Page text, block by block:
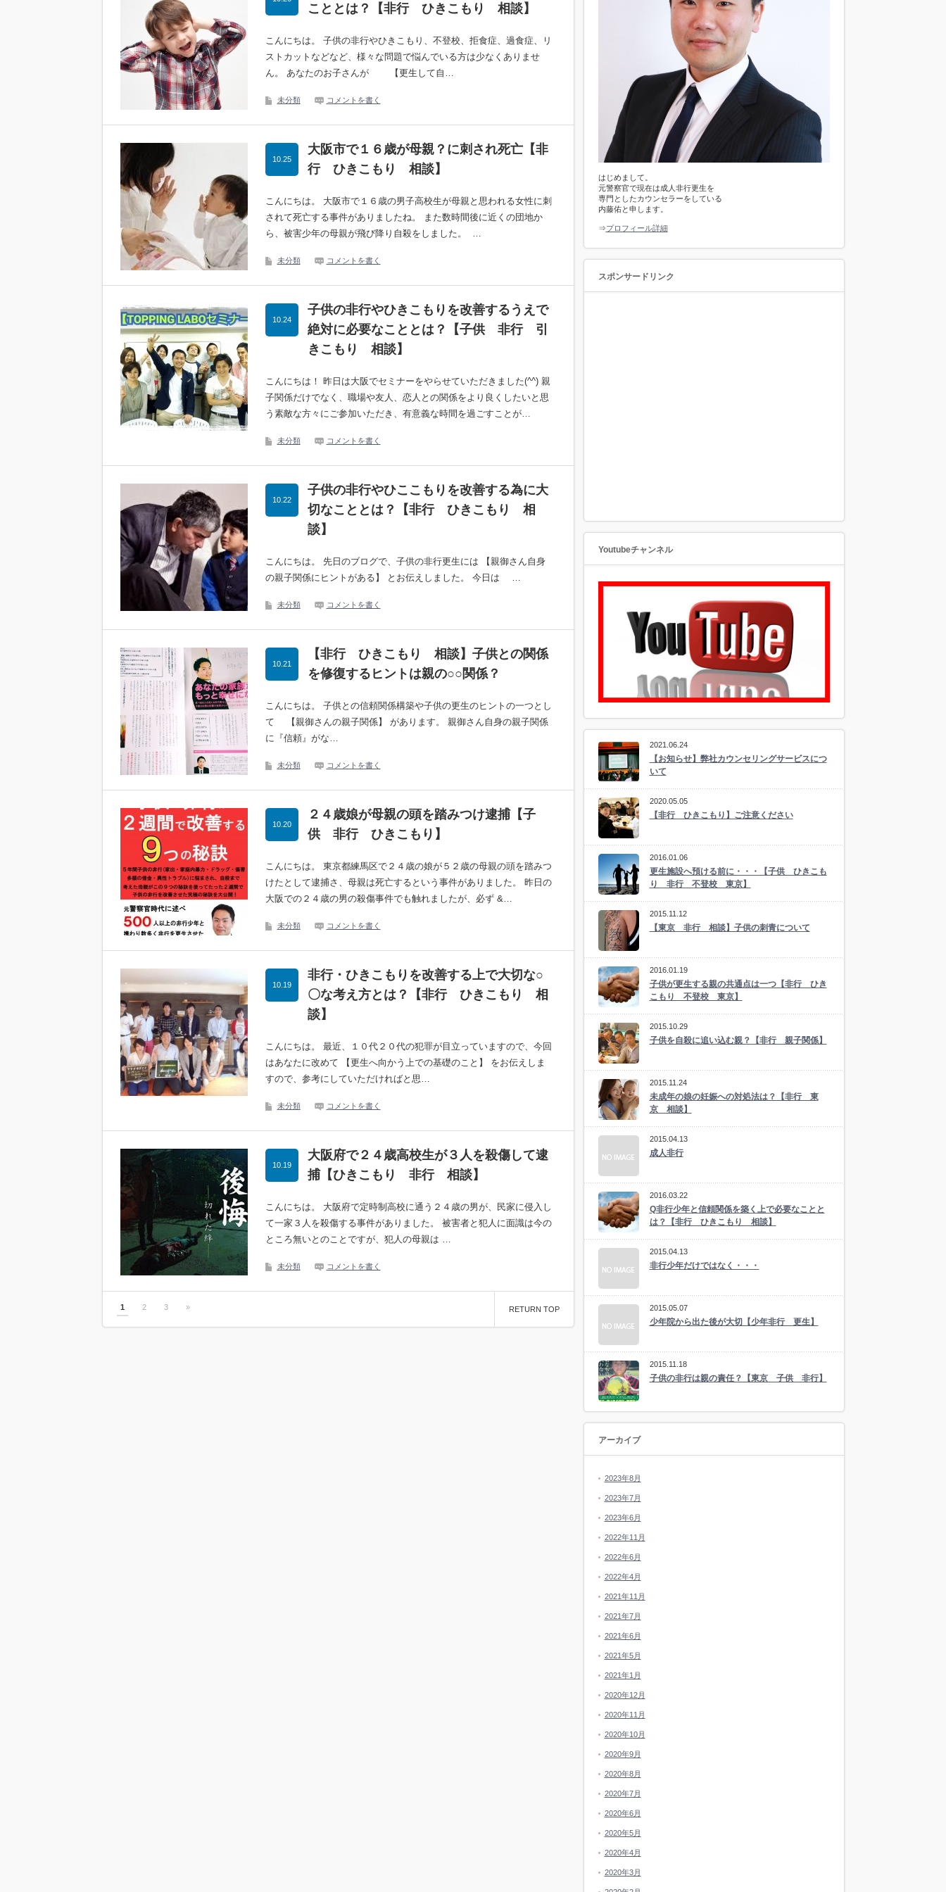
こととは？【非行 ひきこもり 相談】
こんにちは。 子供の非行やひきこもり、不登校、拒食症、過食症、リ
ストカットなどなど、様々な問題で悩んでいる方は少なくありませ
ん。 あなたのお子さんが 【更生して自…
未分類 コメントを書く
大阪市で１６歳が母親？に刺され死亡【非
行 ひきこもり 相談】
10.25
こんにちは。 大阪市で１６歳の男子高校生が母親と思われる女性に刺
されて死亡する事件がありましたね。 また数時間後に近くの団地か
ら、被害少年の母親が飛び降り自殺をしました。 …
未分類 コメントを書く
子供の非行やひきこもりを改善するうえで
絶対に必要なこととは？【子供 非行 引
きこもり 相談】
10.24
こんにちは！ 昨日は大阪でセミナーをやらせていただきました(^^) 親
子関係だけでなく、職場や友人、恋人との関係をより良くしたいと思
う素敵な方々にご参加いただき、有意義な時間を過ごすことが…
未分類 コメントを書く
子供の非行やひここもりを改善する為に大
切なこととは？【非行 ひきこもり 相
談】
10.22
こんにちは。 先日のブログで、子供の非行更生には 【親御さん自身
の親子関係にヒントがある】 とお伝えしました。 今日は …
未分類 コメントを書く
【非行 ひきこもり 相談】子供との関係
を修復するヒントは親の○○関係？
10.21
こんにちは。 子供との信頼関係構築や子供の更生のヒントの一つとし
て 【親御さんの親子関係】 があります。 親御さん自身の親子関係
に『信頼』がな…
未分類 コメントを書く
２４歳娘が母親の頭を踏みつけ逮捕【子
供 非行 ひきこもり】
10.20
こんにちは。 東京都練馬区で２４歳の娘が５２歳の母親の頭を踏みつ
けたとして逮捕さ、母親は死亡するという事件がありました。 昨日の
大阪での２４歳の男の殺傷事件でも触れましたが、必ず &…
未分類 コメントを書く
非行・ひきこもりを改善する上で大切な○
〇な考え方とは？【非行 ひきこもり 相
談】
10.19
こんにちは。 最近、１０代２０代の犯罪が目立っていますので、今回
はあなたに改めて 【更生へ向かう上での基礎のこと】 をお伝えしま
すので、参考にしていただければと思…
未分類 コメントを書く
大阪府で２４歳高校生が３人を殺傷して逮
捕【ひきこもり 非行 相談】
10.19
こんにちは。 大阪府で定時制高校に通う２４歳の男が、民家に侵入し
て一家３人を殺傷する事件がありました。 被害者と犯人に面識は今の
ところ無いとのことですが、犯人の母親は …
未分類 コメントを書く
1 2 3 » RETURN TOP
はじめまして。
元警察官で現在は成人非行更生を
専門としたカウンセラーをしている
内藤佑と申します。
⇒プロフィール詳細
スポンサードリンク
Youtubeチャンネル
2021.06.24
【お知らせ】弊社カウンセリングサービスにつ
いて
2020.05.05
【非行 ひきこもり】ご注意ください
2016.01.06
更生施設へ預ける前に・・・【子供 ひきこも
り 非行 不登校 東京】
2015.11.12
【東京 非行 相談】子供の刺青について
2016.01.19
子供が更生する親の共通点は一つ【非行 ひき
こもり 不登校 東京】
2015.10.29
子供を自殺に追い込む親？【非行 親子関係】
2015.11.24
未成年の娘の妊娠への対処法は？【非行 東
京 相談】
2015.04.13
成人非行
2016.03.22
Q非行少年と信頼関係を築く上で必要なことと
は？【非行 ひきこもり 相談】
2015.04.13
非行少年だけではなく・・・
2015.05.07
少年院から出た後が大切【少年非行 更生】
2015.11.18
子供の非行は親の責任？【東京 子供 非行】
アーカイブ
2023年8月
2023年7月
2023年6月
2022年11月
2022年6月
2022年4月
2021年11月
2021年7月
2021年6月
2021年5月
2021年1月
2020年12月
2020年11月
2020年10月
2020年9月
2020年8月
2020年7月
2020年6月
2020年5月
2020年4月
2020年3月